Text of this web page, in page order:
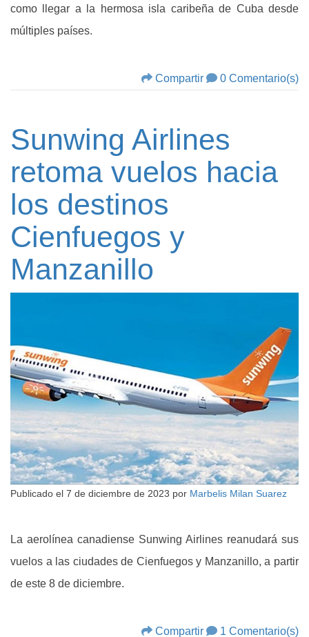
como llegar a la hermosa isla caribeña de Cuba desde
múltiples países.
Compartir 0 Comentario(s)
Sunwing Airlines
retoma vuelos hacia
los destinos
Cienfuegos y
Manzanillo
Publicado el 7 de diciembre de 2023 por Marbelis Milan Suarez
La aerolínea canadiense Sunwing Airlines reanudará sus
vuelos a las ciudades de Cienfuegos y Manzanillo, a partir
de este 8 de diciembre.
Compartir 1 Comentario(s)